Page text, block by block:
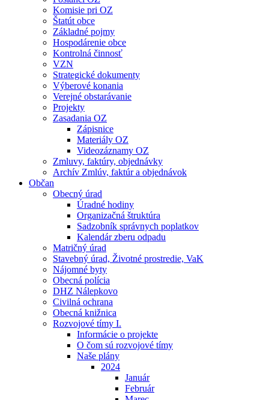
Komisie pri OZ
Štatút obce
Základné pojmy
Hospodárenie obce
Kontrolná činnosť
VZN
Strategické dokumenty
Výberové konania
Verejné obstarávanie
Projekty
Zasadania OZ
Zápisnice
Materiály OZ
Videozáznamy OZ
Zmluvy, faktúry, objednávky
Archív Zmlúv, faktúr a objednávok
Občan
Obecný úrad
Úradné hodiny
Organizačná štruktúra
Sadzobník správnych poplatkov
Kalendár zberu odpadu
Matričný úrad
Stavebný úrad, Životné prostredie, VaK
Nájomné byty
Obecná polícia
DHZ Nálepkovo
Civilná ochrana
Obecná knižnica
Rozvojové tímy I.
Informácie o projekte
O čom sú rozvojové tímy
Naše plány
2024
Január
Február